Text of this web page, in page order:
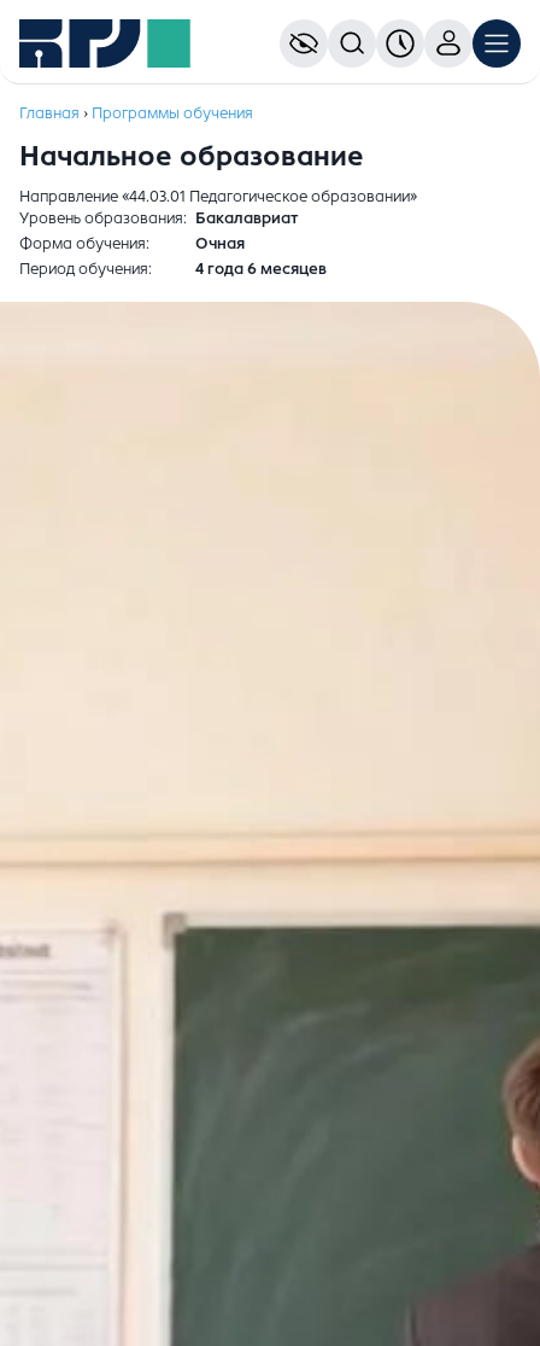
Главная › Программы обучения
Начальное образование
Направление «44.03.01 Педагогическое образовании»
Уровень образования
Бакалавриат
Форма обучения
Очная
Период обучения
4 года 6 месяцев